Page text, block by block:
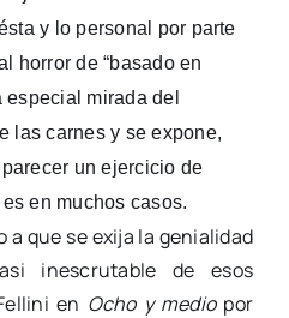
y lo personal por parte
horror de “basado en
especial mirada del
las carnes y se expone,
un ejercicio de
en muchos casos.
a que se exija la genialidad
inescrutable de esos
en Ocho y mediopor